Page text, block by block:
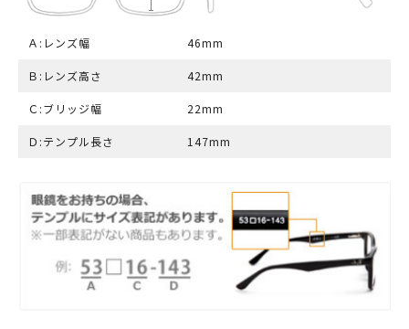
Ａ:レンズ幅 46mm
Ｂ:レンズ高さ 42mm
Ｃ:ブリッジ幅 22mm
Ｄ:テンプル長さ 147mm